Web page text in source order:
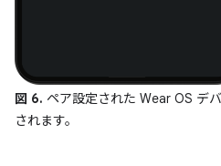
図 6. ペア設定された Wear OS デ
されます。